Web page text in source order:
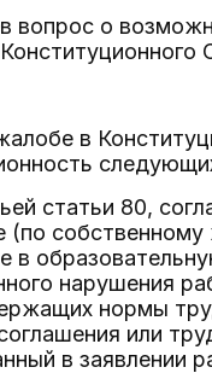
вопрос о
в
статьи 80,
(по
в
нарушения
нормы
или
в заявлении